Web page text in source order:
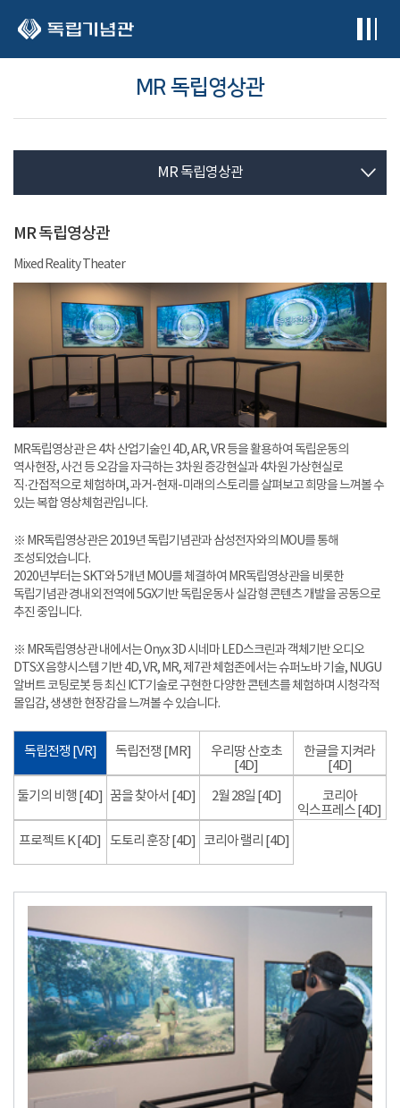
MR 독립영상관
MR 독립영상관
MR 독립영상관
Mixed Reality Theater
MR독립영상관 은 4차 산업기술인 4D, AR, VR 등을 활용하여 독립운동의
역사현장, 사건 등 오감을 자극하는 3차원 증강현실과 4차원 가상현실로
직·간접적으로 체험하며, 과거-현재-미래의 스토리를 살펴보고 희망을 느껴볼 수
있는 복합 영상체험관입니다.
※ MR독립영상관은 2019년 독립기념관과 삼성전자와의 MOU를 통해
조성되었습니다.
2020년부터는 SKT와 5개년 MOU를 체결하여 MR독립영상관을 비롯한
독립기념관 경내외 전역에 5GX기반 독립운동사 실감형 콘텐츠 개발을 공동으로
추진 중입니다.
※ MR독립영상관 내에서는 Onyx 3D 시네마 LED스크린과 객체기반 오디오
DTS:X 음향시스템 기반 4D, VR, MR, 제7관 체험존에서는 슈퍼노바 기술, NUGU
알버트 코팅로봇 등 최신 ICT기술로 구현한 다양한 콘텐츠를 체험하며 시청각적
몰입감, 생생한 현장감을 느껴볼 수 있습니다.
독립전쟁 [VR] 독립전쟁 [MR]
우리땅 산호초
[4D]
한글을 지켜라
[4D]
둘기의 비행 [4D]
꿈을 찾아서 [4D] 2월 28일 [4D]
코리아
익스프레스 [4D]
프로젝트 K [4D]
도토리 훈장 [4D] 코리아 랠리 [4D]